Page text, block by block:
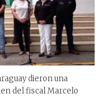
dieron una
del fiscal Marcelo